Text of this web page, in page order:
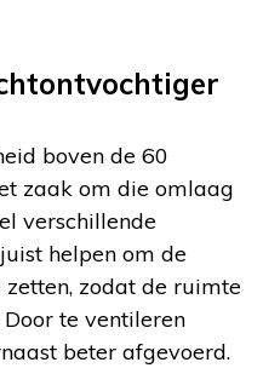
boven de 60
zaak om die omlaag
verschillende
helpen om de
zodat de ruimte
te ventileren
beter afgevoerd.